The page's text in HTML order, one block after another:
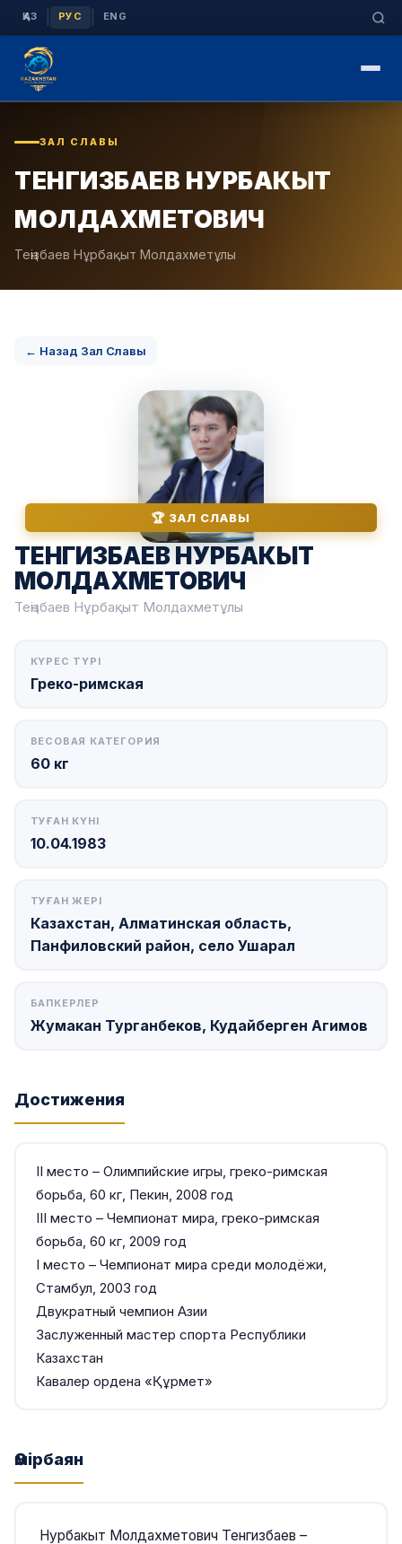
ҚАЗ РУС ENG
ЗАЛ СЛАВЫ
ТЕНГИЗБАЕВ НУРБАКЫТ
МОЛДАХМЕТОВИЧ
Теңізбаев Нұрбақыт Молдахметұлы
← Назад Зал Славы
🏆 ЗАЛ СЛАВЫ
ТЕНГИЗБАЕВ НУРБАКЫТ
МОЛДАХМЕТОВИЧ
Теңізбаев Нұрбақыт Молдахметұлы
КҮРЕС ТҮРІ
Греко-римская
ВЕСОВАЯ КАТЕГОРИЯ
60 кг
ТУҒАН КҮНІ
10.04.1983
ТУҒАН ЖЕРІ
Казахстан, Алматинская область,
Панфиловский район, село Ушарал
БАПКЕРЛЕР
Жумакан Турганбеков, Кудайберген Агимов
Достижения
ІІ место – Олимпийские игры, греко-римская
борьба, 60 кг, Пекин, 2008 год
ІІІ место – Чемпионат мира, греко-римская
борьба, 60 кг, 2009 год
І место – Чемпионат мира среди молодёжи,
Стамбул, 2003 год
Двукратный чемпион Азии
Заслуженный мастер спорта Республики
Казахстан
Кавалер ордена «Құрмет»
Өмірбаян
Нурбакыт Молдахметович Тенгизбаев –